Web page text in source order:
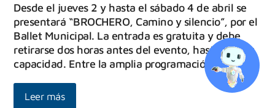
Desde el jueves 2 y hasta el sábado 4 de abril se
presentará “BROCHERO, Camino y silencio”, por el
Ballet Municipal. La entrada es gratuita y debe
retirarse dos horas antes del evento, hasta agotar
capacidad. Entre la amplia programación…
Leer más